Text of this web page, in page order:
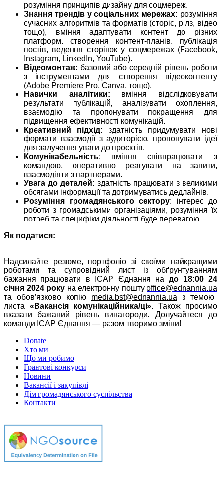
розуміння принципів дизайну для соцмереж.
Знання трендів у соціальних мережах: розуміння
сучасних алгоритмів та форматів (сторіс, рілз, відео
тощо), вміння адаптувати контент до різних
платформ, створення контент-планів, публікація
постів, ведення сторінок у соцмережах (Facebook,
Instagram, LinkedIn, YouTube).
Відеомонтаж: базовий або середній рівень роботи
з інструментами для створення відеоконтенту
(Adobe Premiere Pro, Canva, тощо).
Навички аналітики: вміння відслідковувати
результати публікацій, аналізувати охоплення,
взаємодію та пропонувати покращення для
підвищення ефективності комунікацій.
Креативний підхід: здатність придумувати нові
формати взаємодії з аудиторією, пропонувати ідеї
для залучення уваги до проєктів.
Комунікабельність: вміння співпрацювати з
командою, оперативно реагувати на запити,
взаємодіяти з партнерами.
Увага до деталей: здатність працювати з великими
обсягами інформації та дотримуватись дедлайнів.
Розуміння громадянського сектору: інтерес до
роботи з громадськими організаціями, розуміння їх
потреб та специфіки діяльності буде перевагою.
Як податися:
Надсилайте резюме, портфоліо зі своїми найкращими
роботами та супровідний лист із обґрунтуванням
бажання працювати в ІСАР Єднання надо 18:00 24
січня 2024 року на електронну пошту office@ednannia.ua
та обов’язково копію media.bst@ednannia.ua з темою
листа «Вакансія комунікаційника/ці». Також просимо
вказати бажаний рівень винагороди. Долучайтеся до
команди ІСАР Єднання — разом творимо зміни!
Donate
Хто ми
Що ми робимо
Грантові конкурси
Новини
Вакансії і закупівлі
Дім громадянського суспільства
Контакти